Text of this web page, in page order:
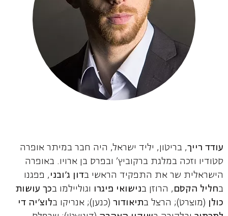
עודד רייך, בריטון, יליד ישראל, היה חבר במיתר אופרה
סטודיו וזכה במלגת ברקוביץ’ ובפרס בן ארויו. באופרה
הישראלית שר את התפקיד הראשי בדון ג׳ובני , פפגנו
בחליל הקסם , הרוזן בנישואי פיגרו וגוליילמו בכך עושות
כולן (מוצרט); הרצל בתיאודור(כנען); אנריקו בלוצ׳יה די